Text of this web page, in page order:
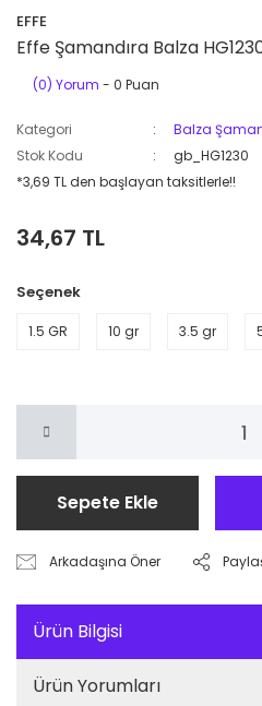
EFFE
Effe Şamandıra Balza
(0) Yorum - 0 Puan
Kategori
Balza
Stok Kodu
gb_HG1230
*3,69 TL den başlayan taksitlerle!!
34,67 TL
Seçenek
1.5 GR 10 gr 3.5 gr
Sepete Ekle
Arkadaşına Öner
Ürün Bilgisi
Ürün Yorumları